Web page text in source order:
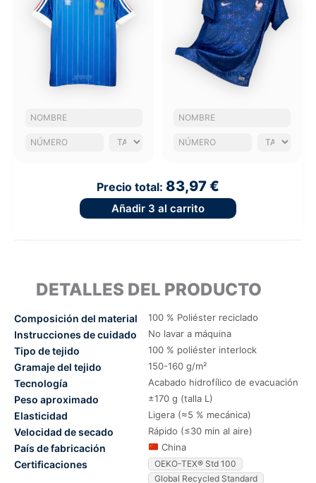
Precio total: 83,97 €
Añadir 3 al carrito
DETALLES DEL PRODUCTO
Composición del material 100 % Poliéster reciclado
Instrucciones de cuidado No lavar a máquina
Tipo de tejido 100 % poliéster interlock
Gramaje del tejido 150-160 g/m²
Tecnología Acabado hidrofílico de evacuación
Peso aproximado ±170 g (talla L)
Elasticidad Ligera (≈5 % mecánica)
Velocidad de secado Rápido (≤30 min al aire)
País de fabricación China
Certificaciones
OEKO-TEX® Std 100
Global Recycled Standard